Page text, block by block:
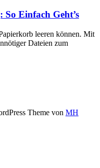
Einfach Geht’s
leeren können. Mit
Dateien zum
Theme von MH